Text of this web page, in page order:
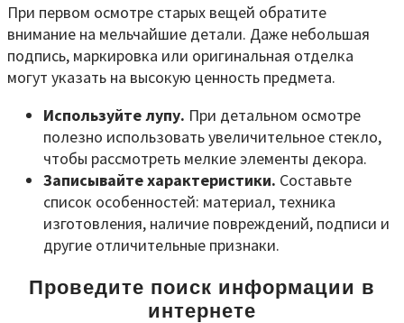
При первом осмотре старых вещей обратите
внимание на мельчайшие детали. Даже небольшая
подпись, маркировка или оригинальная отделка
могут указать на высокую ценность предмета.
Используйте лупу. При детальном осмотре
полезно использовать увеличительное стекло,
чтобы рассмотреть мелкие элементы декора.
Записывайте характеристики. Составьте
список особенностей: материал, техника
изготовления, наличие повреждений, подписи и
другие отличительные признаки.
Проведите поиск информации в
интернете